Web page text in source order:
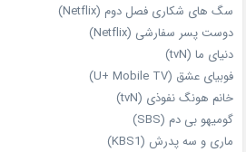
سگ های شکاری فصل دوم (Netflix)
دوست‌ پسر سفارشی (Netflix)
دنیای ما (tvN)
فوبیای عشق (U+ Mobile TV)
خانم هونگ نفوذی (tvN)
گومیهو بی دم (SBS)
ماری و سه پدرش (KBS1)